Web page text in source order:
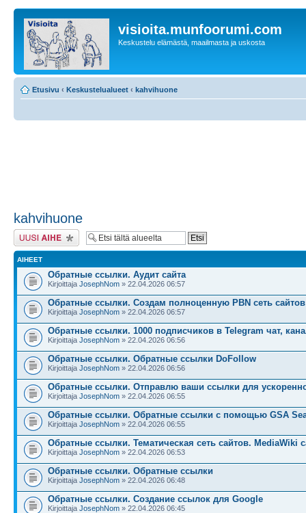
visioita.munfoorumi.com
Keskustelu elämästä, maailmasta ja uskosta
Etusivu ‹ Keskustelualueet ‹ kahvihuone
kahvihuone
Lähetä uusi viesti
AIHEET
Обратные ссылки. Аудит сайта
Kirjoittaja JosephNom » 22.04.2026 06:57
Обратные ссылки. Создам полноценную PBN сеть сайтов
Kirjoittaja JosephNom » 22.04.2026 06:57
Обратные ссылки. 1000 подписчиков в Telegram чат,
Kirjoittaja JosephNom » 22.04.2026 06:56
Обратные ссылки. Обратные ссылки DoFollow
Kirjoittaja JosephNom » 22.04.2026 06:56
Обратные ссылки. Отправлю ваши ссылки для
Kirjoittaja JosephNom » 22.04.2026 06:55
Обратные ссылки. Обратные ссылки с помощью GSA
Kirjoittaja JosephNom » 22.04.2026 06:55
Обратные ссылки. Тематическая сеть сайтов. MediaWiki
Kirjoittaja JosephNom » 22.04.2026 06:53
Обратные ссылки. Обратные ссылки
Kirjoittaja JosephNom » 22.04.2026 06:48
Обратные ссылки. Создание ссылок для Google
Kirjoittaja JosephNom » 22.04.2026 06:45